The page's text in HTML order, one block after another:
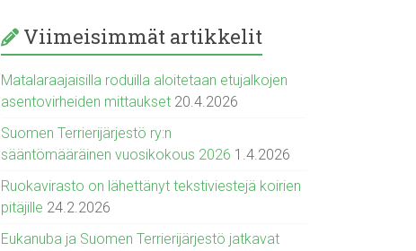
Viimeisimmät artikkelit
Matalaraajaisilla roduilla aloitetaan etujalkojen
asentovirheiden mittaukset 20.4.2026
Suomen Terrierijärjestö ry:n
sääntömääräinen vuosikokous 2026 1.4.2026
Ruokavirasto on lähettänyt tekstiviestejä koirien
pitäjille 24.2.2026
Eukanuba ja Suomen Terrierijärjestö jatkavat